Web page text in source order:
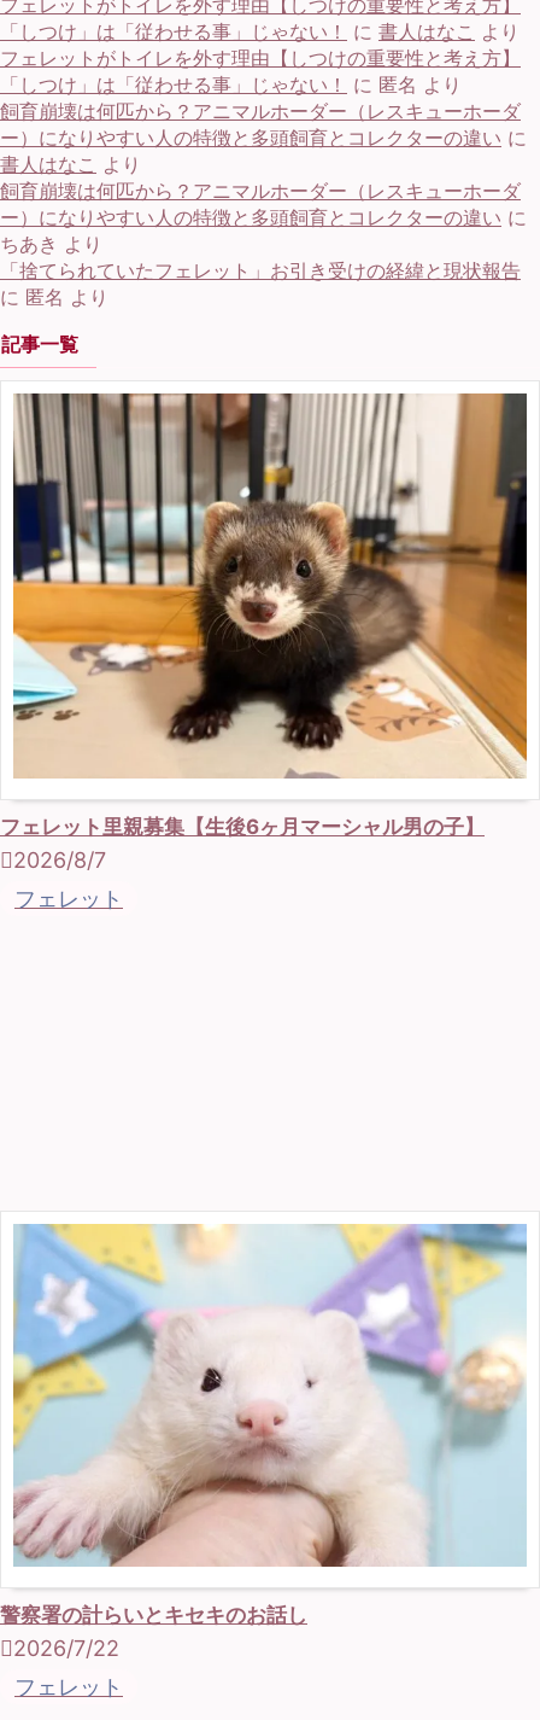
「しつけ」は「従わせる事」じゃない！
に 書人はなこ より
フェレットがトイレを外す理由【しつけの重要性と考え方】
「しつけ」は「従わせる事」じゃない！
に 匿名 より
飼育崩壊は何匹から？アニマルホーダー（レスキューホーダ
ー）になりやすい人の特徴と多頭飼育とコレクターの違い に
書人はなこ より
飼育崩壊は何匹から？アニマルホーダー（レスキューホーダ
ー）になりやすい人の特徴と多頭飼育とコレクターの違い に
ちあき より
「捨てられていたフェレット」お引き受けの経緯と現状報告
に 匿名 より
記事一覧
フェレット里親募集【生後6ヶ月マーシャル男の子】
2026/8/7
フェレット
警察署の計らいとキセキのお話し
2026/7/22
フェレット